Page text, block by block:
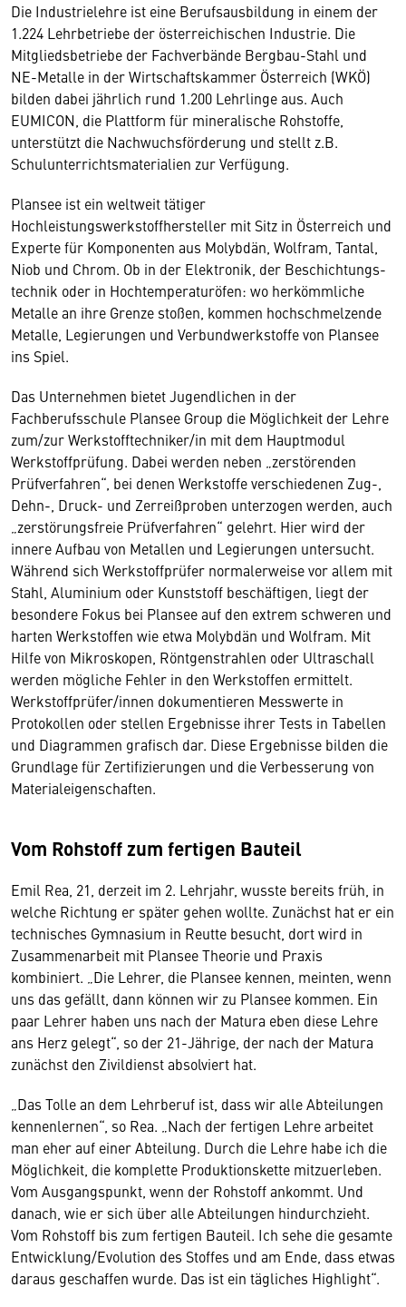
Die Industrielehre ist eine Berufsausbildung in einem der
1.224 Lehrbetriebe der österreichischen Industrie. Die
Mitgliedsbetriebe der Fachverbände Bergbau-Stahl und
NE-Metalle in der Wirtschaftskammer Österreich (WKÖ)
bilden dabei jährlich rund 1.200 Lehrlinge aus. Auch
EUMICON, die Plattform für mineralische Rohstoffe,
unterstützt die Nachwuchsförderung und stellt z.B.
Schulunterrichtsmaterialien zur Verfügung.
Plansee ist ein weltweit tätiger
Hochleistungswerkstoffhersteller mit Sitz in Österreich und
Experte für Komponenten aus Molybdän, Wolfram, Tantal,
Niob und Chrom. Ob in der Elektronik, der Beschichtungs­
technik oder in Hoch­temperaturöfen: wo herkömmliche
Metalle an ihre Grenze stoßen, kommen hoch­schmelzende
Metalle, Legierungen und Verbund­werk­stoffe von Plansee
ins Spiel.
Das Unternehmen bietet Jugendlichen in der
Fachberufsschule Plansee Group die Möglichkeit der Lehre
zum/zur Werkstofftechniker/in mit dem Hauptmodul
Werkstoffprüfung. Dabei werden neben „zerstörenden
Prüfverfahren“, bei denen Werkstoffe verschiedenen Zug-,
Dehn-, Druck- und Zerreißproben unterzogen werden, auch
„zerstörungsfreie Prüfverfahren“ gelehrt. Hier wird der
innere Aufbau von Metallen und Legierungen untersucht.
Während sich Werkstoffprüfer normalerweise vor allem mit
Stahl, Aluminium oder Kunststoff beschäftigen, liegt der
besondere Fokus bei Plansee auf den extrem schweren und
harten Werkstoffen wie etwa Molybdän und Wolfram. Mit
Hilfe von Mikroskopen, Röntgenstrahlen oder Ultraschall
werden mögliche Fehler in den Werkstoffen ermittelt.
Werkstoffprüfer/innen dokumentieren Messwerte in
Protokollen oder stellen Ergebnisse ihrer Tests in Tabellen
und Diagrammen grafisch dar. Diese Ergebnisse bilden die
Grundlage für Zertifizierungen und die Verbesserung von
Materialeigenschaften.
Vom Rohstoff zum fertigen Bauteil
Emil Rea, 21, derzeit im 2. Lehrjahr, wusste bereits früh, in
welche Richtung er später gehen wollte. Zunächst hat er ein
technisches Gymnasium in Reutte besucht, dort wird in
Zusammenarbeit mit Plansee Theorie und Praxis
kombiniert. „Die Lehrer, die Plansee kennen, meinten, wenn
uns das gefällt, dann können wir zu Plansee kommen. Ein
paar Lehrer haben uns nach der Matura eben diese Lehre
ans Herz gelegt“, so der 21-Jährige, der nach der Matura
zunächst den Zivildienst absolviert hat.
„Das Tolle an dem Lehrberuf ist, dass wir alle Abteilungen
kennenlernen“, so Rea. „Nach der fertigen Lehre arbeitet
man eher auf einer Abteilung. Durch die Lehre habe ich die
Möglichkeit, die komplette Produktionskette mitzuerleben.
Vom Ausgangspunkt, wenn der Rohstoff ankommt. Und
danach, wie er sich über alle Abteilungen hindurchzieht.
Vom Rohstoff bis zum fertigen Bauteil. Ich sehe die gesamte
Entwicklung/Evolution des Stoffes und am Ende, dass etwas
daraus geschaffen wurde. Das ist ein tägliches Highlight“.